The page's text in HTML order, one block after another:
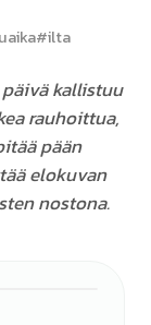
#ilta
kallistuu
rauhoittua,
pään
elokuvan
nostona.